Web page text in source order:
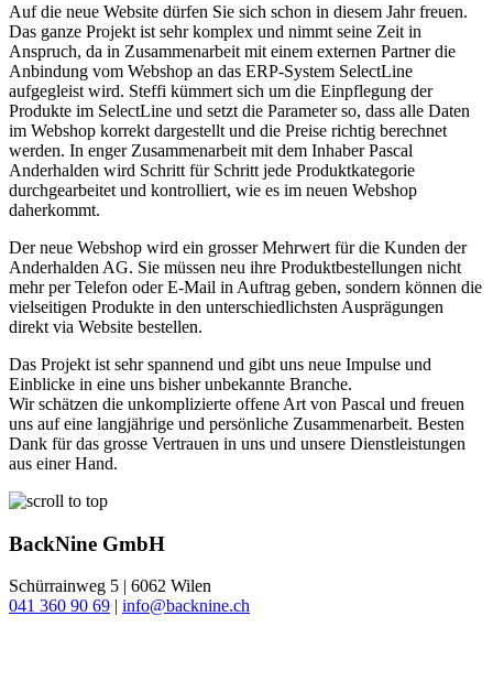
Auf die neue Website dürfen Sie sich schon in diesem Jahr freuen.
Das ganze Projekt ist sehr komplex und nimmt seine Zeit in
Anspruch, da in Zusammenarbeit mit einem externen Partner die
Anbindung vom Webshop an das ERP-System SelectLine
aufgegleist wird. Steffi kümmert sich um die Einpflegung der
Produkte im SelectLine und setzt die Parameter so, dass alle Daten
im Webshop korrekt dargestellt und die Preise richtig berechnet
werden. In enger Zusammenarbeit mit dem Inhaber Pascal
Anderhalden wird Schritt für Schritt jede Produktkategorie
durchgearbeitet und kontrolliert, wie es im neuen Webshop
daherkommt.
Der neue Webshop wird ein grosser Mehrwert für die Kunden der
Anderhalden AG. Sie müssen neu ihre Produktbestellungen nicht
mehr per Telefon oder E-Mail in Auftrag geben, sondern können die
vielseitigen Produkte in den unterschiedlichsten Ausprägungen
direkt via Website bestellen.
Das Projekt ist sehr spannend und gibt uns neue Impulse und
Einblicke in eine uns bisher unbekannte Branche.
Wir schätzen die unkomplizierte offene Art von Pascal und freuen
uns auf eine langjährige und persönliche Zusammenarbeit. Besten
Dank für das grosse Vertrauen in uns und unsere Dienstleistungen
aus einer Hand.
BackNine GmbH
Schürrainweg 5 | 6062 Wilen
041 360 90 69 | info@backnine.ch